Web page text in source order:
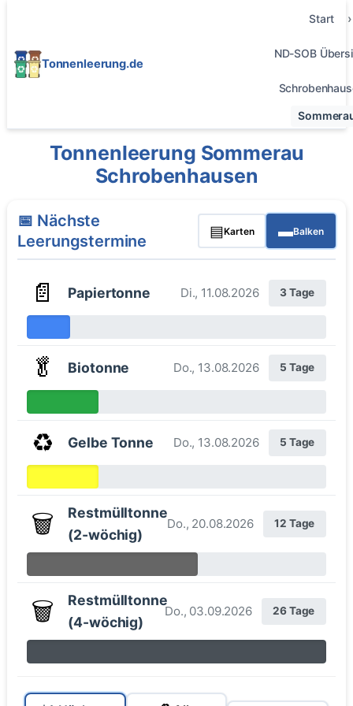
Tonnenleerung.de
Start
ND-SOB
Tonnenleerung Sommerau
Schrobenhausen
📅 Nächste
Leerungstermine
▤Karten ▬Balken
📄 Papiertonne Di., 11.08.2026 3 Tage
🥬 Biotonne Do., 13.08.2026 5 Tage
♻️ Gelbe Tonne Do., 13.08.2026 5 Tage
🗑️
Restmülltonne
(2-wöchig)
Do., 20.08.2026 12 Tage
🗑️
Restmülltonne
(4-wöchig)
Do., 03.09.2026 26 Tage